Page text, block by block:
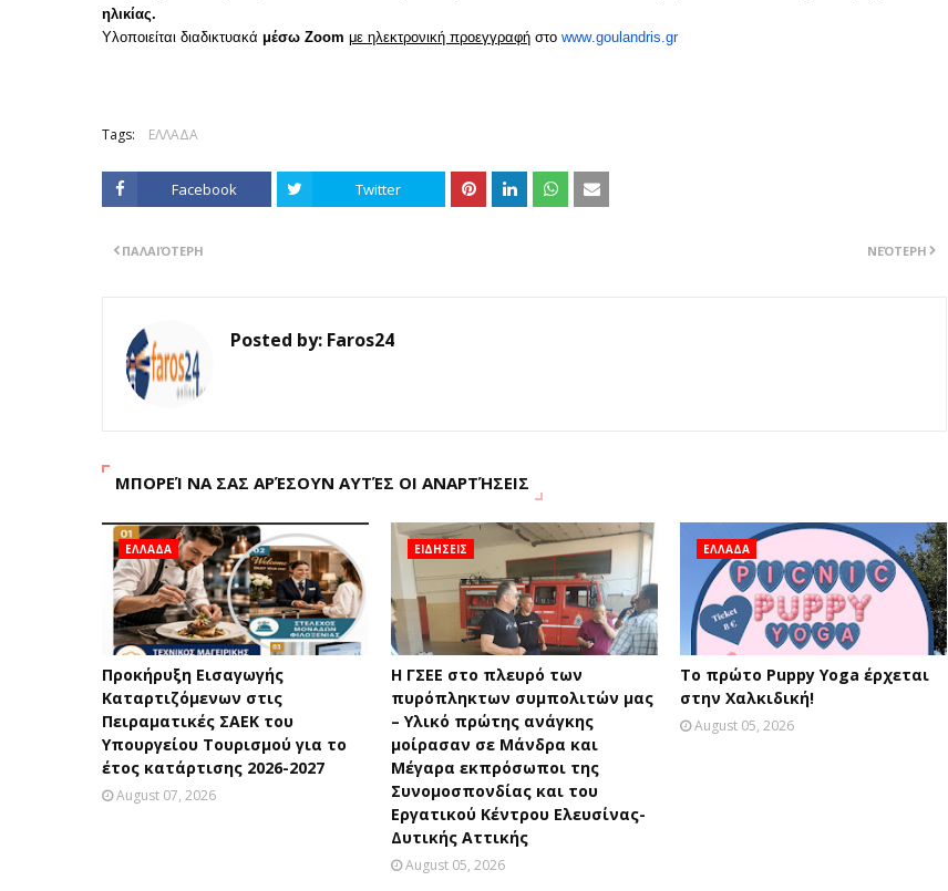
ηλικίας.
Υλοποιείται διαδικτυακά μέσω Zoom με ηλεκτρονική προεγγραφή στο www.goulandris.gr
Tags: ΕΛΛΑΔΑ
Facebook Twitter
ΝΕΌΤΕΡΗ
ΠΑΛΑΙΌΤΕΡΗ
Posted by: Faros24
ΜΠΟΡΕΊ ΝΑ ΣΑΣ ΑΡΈΣΟΥΝ ΑΥΤΈΣ ΟΙ ΑΝΑΡΤΉΣΕΙΣ
ΕΛΛΑΔΑ
Προκήρυξη Εισαγωγής
Καταρτιζόμενων στις
Πειραματικές ΣΑΕΚ του
Υπουργείου Τουρισμού για το
έτος κατάρτισης 2026-2027
August 07, 2026
ΕΙΔΗΣΕΙΣ
H ΓΣΕΕ στο πλευρό των
πυρόπληκτων συμπολιτών μας
– Υλικό πρώτης ανάγκης
μοίρασαν σε Μάνδρα και
Μέγαρα εκπρόσωποι της
Συνομοσπονδίας και του
Εργατικού Κέντρου Ελευσίνας-
Δυτικής Αττικής
August 05, 2026
ΕΛΛΑΔΑ
Το πρώτο Puppy Yoga έρχεται
στην Χαλκιδική!
August 05, 2026